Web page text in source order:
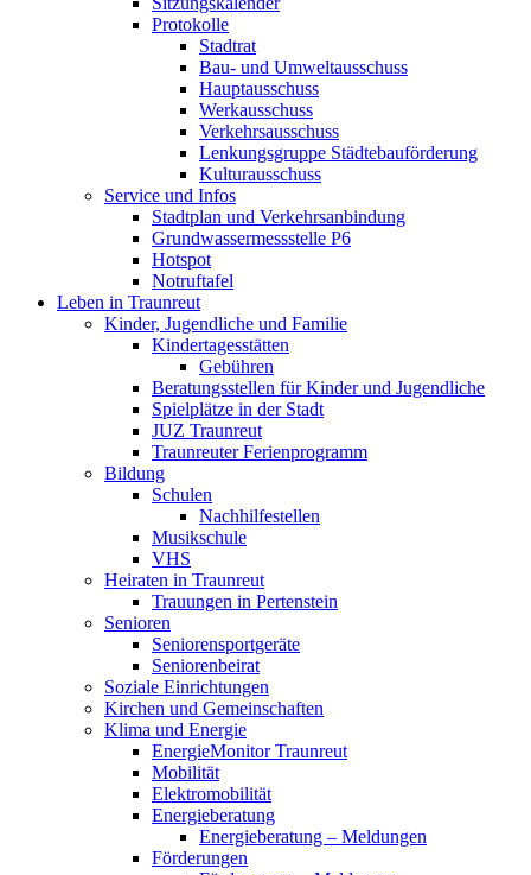
Protokolle
Stadtrat
Bau- und Umweltausschuss
Hauptausschuss
Werkausschuss
Verkehrsausschuss
Lenkungsgruppe Städtebauförderung
Kulturausschuss
Service und Infos
Stadtplan und Verkehrsanbindung
Grundwassermessstelle P6
Hotspot
Notruftafel
Leben in Traunreut
Kinder, Jugendliche und Familie
Kindertagesstätten
Gebühren
Beratungsstellen für Kinder und Jugendliche
Spielplätze in der Stadt
JUZ Traunreut
Traunreuter Ferienprogramm
Bildung
Schulen
Nachhilfestellen
Musikschule
VHS
Heiraten in Traunreut
Trauungen in Pertenstein
Senioren
Seniorensportgeräte
Seniorenbeirat
Soziale Einrichtungen
Kirchen und Gemeinschaften
Klima und Energie
EnergieMonitor Traunreut
Mobilität
Elektromobilität
Energieberatung
Energieberatung – Meldungen
Förderungen